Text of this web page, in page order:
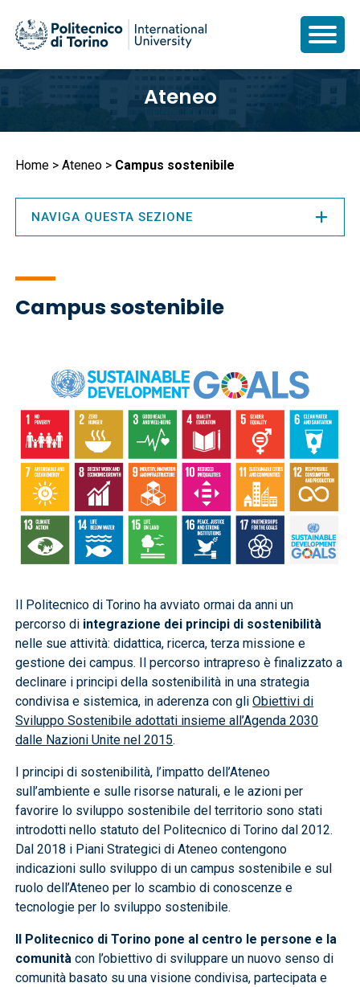
al
principale
Ateneo
Briciole
di
pane
Home Ateneo Campus sostenibile
Campus sostenibile
Immagine
Il Politecnico di Torino ha avviato ormai da anni un
percorso di integrazione dei principi di sostenibilità
nelle sue attività: didattica, ricerca, terza missione e
gestione dei campus. Il percorso intrapreso è finalizzato a
declinare i principi della sostenibilità in una strategia
condivisa e sistemica, in aderenza con gliObiettivi di
Sviluppo Sostenibile adottati insieme all’Agenda 2030
dalle Nazioni Unite nel 2015.
I principi di sostenibilità, l’impatto dell’Ateneo
sull’ambiente e sulle risorse naturali, e le azioni per
favorire lo sviluppo sostenibile del territorio sono stati
introdotti nello statuto del Politecnico di Torino dal 2012.
Dal 2018 i Piani Strategici di Ateneo contengono
indicazioni sullo sviluppo di un campus sostenibile e sul
ruolo dell’Ateneo per lo scambio di conoscenze e
tecnologie per lo sviluppo sostenibile.
Il Politecnico di Torino pone al centro le persone e la
comunità con l’obiettivo di sviluppare un nuovo senso di
comunità basato su una visione condivisa, partecipata e
NAVIGA QUESTA SEZIONE